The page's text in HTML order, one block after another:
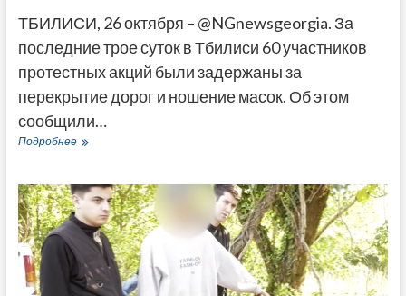
ТБИЛИСИ, 26 октября – @NGnewsgeorgia. За
последние трое суток в Тбилиси 60 участников
протестных акций были задержаны за
перекрытие дорог и ношение масок. Об этом
сообщили…
Подробнее60
в
Тбилиси
за
три
дня
из-
за